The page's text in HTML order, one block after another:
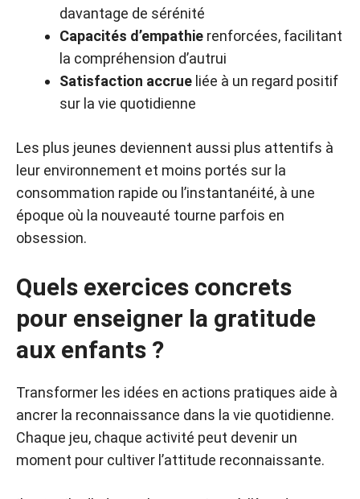
davantage de sérénité
Capacités d’empathie renforcées, facilitant
la compréhension d’autrui
Satisfaction accrue liée à un regard positif
sur la vie quotidienne
Les plus jeunes deviennent aussi plus attentifs à
leur environnement et moins portés sur la
consommation rapide ou l’instantanéité, à une
époque où la nouveauté tourne parfois en
obsession.
Quels exercices concrets
pour enseigner la gratitude
aux enfants ?
Transformer les idées en actions pratiques aide à
ancrer la reconnaissance dans la vie quotidienne.
Chaque jeu, chaque activité peut devenir un
moment pour cultiver l’attitude reconnaissante.